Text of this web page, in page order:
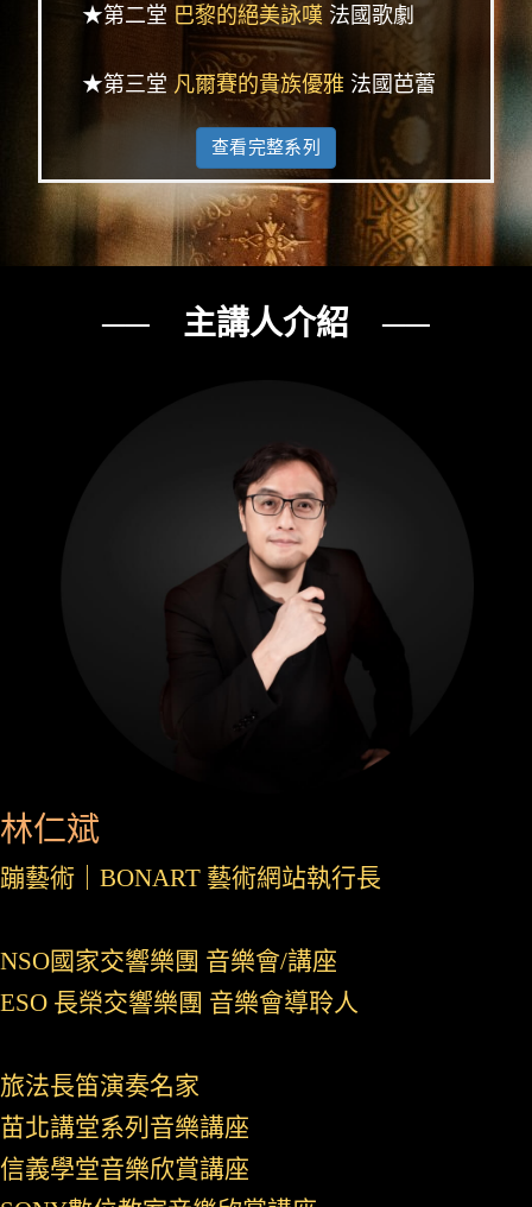
★第二堂 巴黎的絕美詠嘆 法國歌劇
★第三堂 凡爾賽的貴族優雅法國芭蕾
查看完整系列
── 主講人介紹 ──
林仁斌
蹦藝術｜BONART 藝術網站執行長
NSO國家交響樂團 音樂會/講座
ESO 長榮交響樂團 音樂會導聆人
旅法長笛演奏名家
苗北講堂系列音樂講座
信義學堂音樂欣賞講座